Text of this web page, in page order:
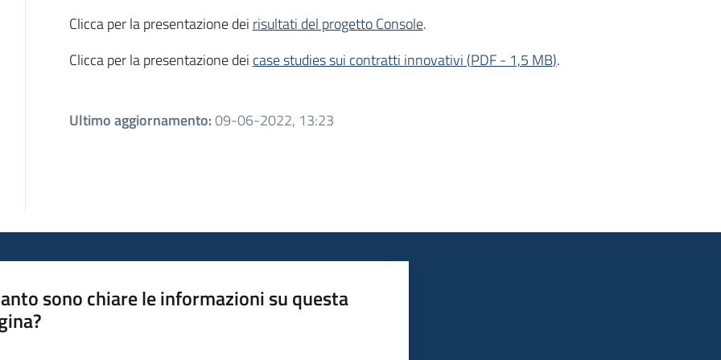
Clicca per la presentazione dei risultati del progetto Console.
Clicca per la presentazione dei case studies sui contratti innovativi (PDF- 1,5 MB).
Ultimo aggiornamento:09-06-2022, 13:23
sono chiare le informazioni su questa